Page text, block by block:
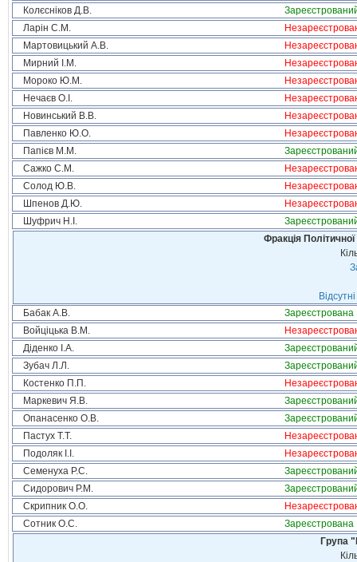
Колєсніков Д.В.
Ларін С.М.
Мартовицький А.В.
Мирний І.М.
Мороко Ю.М.
Нечаєв О.І.
Новинський В.В.
Павленко Ю.О.
Папієв М.М.
Сажко С.М.
Солод Ю.В.
Шпенов Д.Ю.
Шуфрич Н.І.
Фракція
Бабак А.В.
Зареєстрована
Войціцька В.М.
Діденко І.А.
Зубач Л.Л.
Костенко П.П.
Маркевич Я.В.
Опанасенко О.В.
Пастух Т.Т.
Подоляк І.І.
Семенуха Р.С.
Сидорович Р.М.
Скрипник О.О.
Сотник О.С.
Зареєстрована
Група